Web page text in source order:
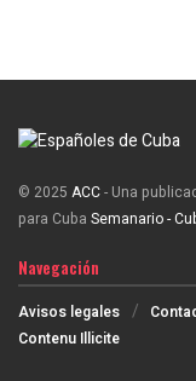
© 2025 ACC- Una
para Cuba Semanario -
Navegación
Avisos legales
Contenu Illicite